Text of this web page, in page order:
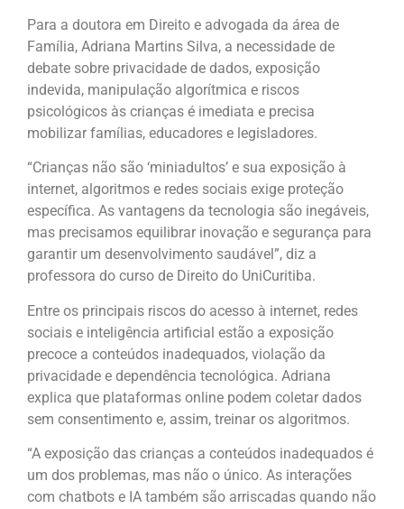
Para a doutora em Direito e advogada da área de
Família, Adriana Martins Silva, a necessidade de
debate sobre privacidade de dados, exposição
indevida, manipulação algorítmica e riscos
psicológicos às crianças é imediata e precisa
mobilizar famílias, educadores e legisladores.
“Crianças não são ‘miniadultos’ e sua exposição à
internet, algoritmos e redes sociais exige proteção
específica. As vantagens da tecnologia são inegáveis,
mas precisamos equilibrar inovação e segurança para
garantir um desenvolvimento saudável”, diz a
professora do curso de Direito do UniCuritiba.
Entre os principais riscos do acesso à internet, redes
sociais e inteligência artificial estão a exposição
precoce a conteúdos inadequados, violação da
privacidade e dependência tecnológica. Adriana
explica que plataformas online podem coletar dados
sem consentimento e, assim, treinar os algoritmos.
“A exposição das crianças a conteúdos inadequados é
um dos problemas, mas não o único. As interações
com chatbots e IA também são arriscadas quando não